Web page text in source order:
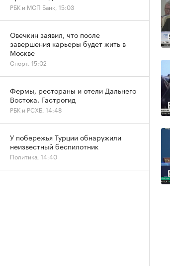
РБК и МСП Банк, 15:03
Овечкин заявил, что после
завершения карьеры будет жить в
Москве
Спорт, 15:02
Фермы, рестораны и отели Дальнего
Востока. Гастрогид
РБК и РСХБ, 14:48
У побережья Турции обнаружили
неизвестный беспилотник
Политика, 14:40